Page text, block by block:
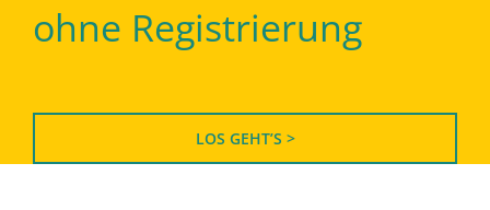
ohne Registrierung
LOS GEHT’S >